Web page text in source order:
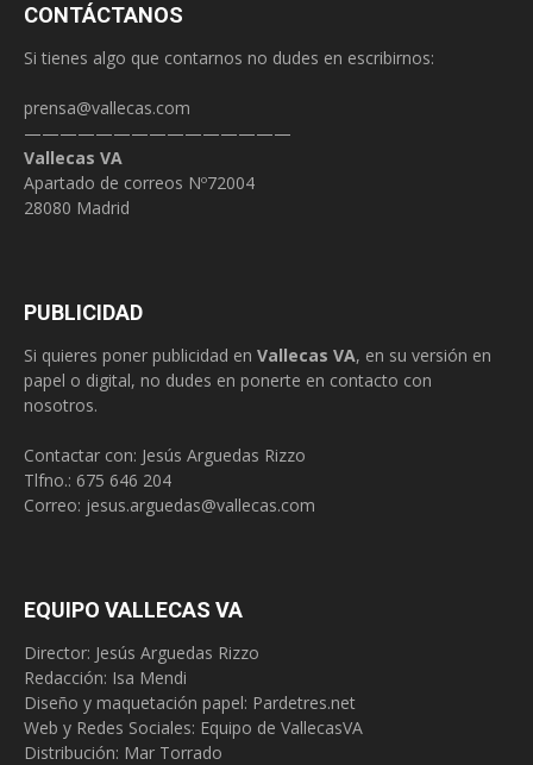
CONTÁCTANOS
Si tienes algo que contarnos no dudes en escribirnos:
prensa@vallecas.com
———————————————
Vallecas VA
Apartado de correos Nº72004
28080 Madrid
PUBLICIDAD
Si quieres poner publicidad en Vallecas VA, en su versión en
papel o digital, no dudes en ponerte en contacto con
nosotros.
Contactar con: Jesús Arguedas Rizzo
Tlfno.: 675 646 204
Correo: jesus.arguedas@vallecas.com
EQUIPO VALLECAS VA
Director: Jesús Arguedas Rizzo
Redacción: Isa Mendi
Diseño y maquetación papel: Pardetres.net
Web y Redes Sociales: Equipo de VallecasVA
Distribución: Mar Torrado